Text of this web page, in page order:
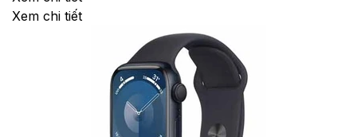
Xem chi tiết